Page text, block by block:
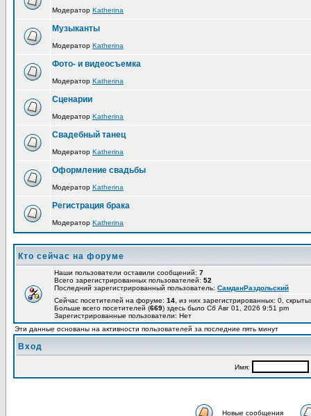
Модератор Katherina
Музыканты
Модератор Katherina
Фото- и видеосъемка
Модератор Katherina
Сценарии
Модератор Katherina
Свадебный танец
Модератор Katherina
Оформление свадьбы
Модератор Katherina
Регистрация брака
Модератор Katherina
Кто сейчас на форуме
Наши пользователи оставили сообщений: 7
Всего зарегистрированных пользователей: 52
Последний зарегистрированный пользователь: СамданРаздольский
Сейчас посетителей на форуме: 14 , из них зарегистрированных: 0,
Больше всего посетителей (669) здесь было Сб Авг 01, 2026 9:51 pm
Зарегистрированные пользователи: Нет
Эти данные основаны на активности пользователей за последние пять минут
Вход
Имя:
Новые сообщения